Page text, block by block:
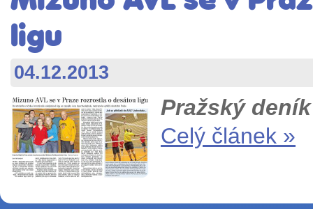
ligu
04.12.2013
Pražský
Celý článek »